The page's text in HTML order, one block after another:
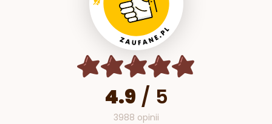
4.9 / 5
3988 opinii